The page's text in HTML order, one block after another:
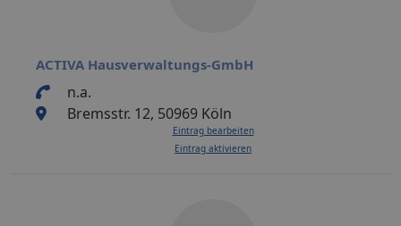
ACTIVA Hausverwaltungs-GmbH
n.a.
Bremsstr. 12, 50969 Köln
Eintrag bearbeiten
Eintrag aktivieren